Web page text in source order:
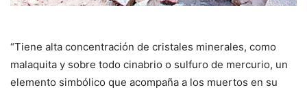
“Tiene alta concentración de cristales minerales, como
malaquita y sobre todo cinabrio o sulfuro de mercurio, un
elemento simbólico que acompaña a los muertos en su